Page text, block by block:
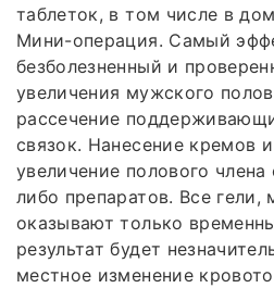
таблеток, в том числе в
Мини-операция. Самый
безболезненный и
увеличения мужского
рассечение
связок. Нанесение кремов
увеличение полового
либо препаратов. Все гели,
оказывают только
результат будет
местное изменение